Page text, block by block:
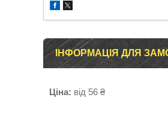
ІНФОРМАЦІЯ ДЛЯ
Ціна: від 56 ₴